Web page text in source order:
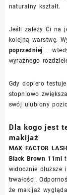
naturalny kształt.
Jeśli zależy Ci na
kolejną warstwę.
poprzedniej —
wyraźnego
Gdy dopiero
stopniowo
swój ulubiony
Dla kogo jest
makijaż
MAX FACTOR
Black Brown 11ml
widocznie dłuższe
trwałości.
że makijaż